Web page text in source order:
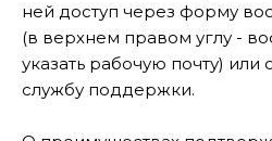
ней доступ через форму
(в верхнем правом углу -
указать рабочую почту) или
службу поддержки.